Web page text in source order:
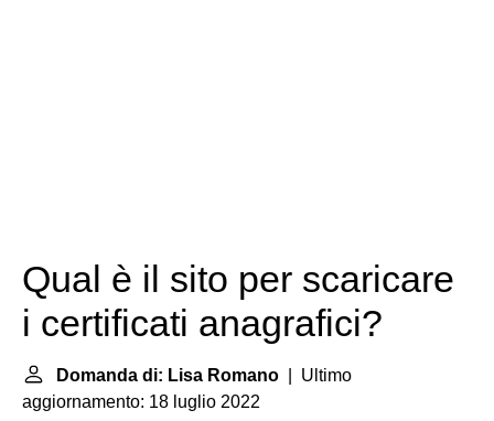
Qual è il sito per scaricare
i certificati anagrafici?
Domanda di: Lisa Romano | Ultimo
aggiornamento: 18 luglio 2022